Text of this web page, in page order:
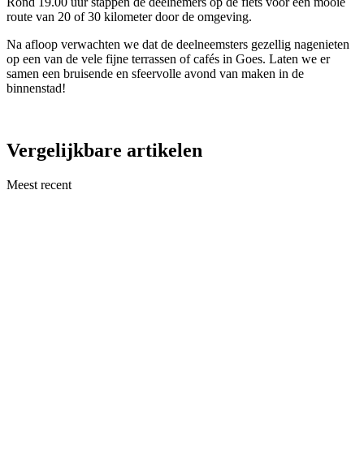
route van 20 of 30 kilometer door de omgeving.
Na afloop verwachten we dat de deelneemsters gezellig nagenieten
op een van de vele fijne terrassen of cafés in Goes. Laten we er
samen een bruisende en sfeervolle avond van maken in de
binnenstad!
Vergelijkbare artikelen
Meest recent